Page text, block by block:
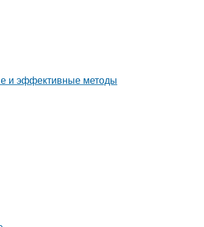
и эффективные методы